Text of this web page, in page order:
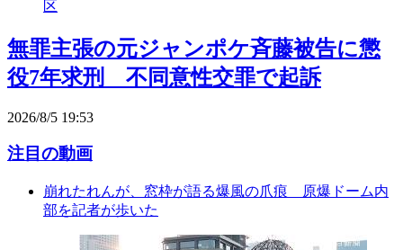
無罪主張の元ジャンポケ斉藤被告に懲
役7年求刑 不同意性交罪で起訴
2026/8/5 19:53
注目の動画
崩れたれんが、窓枠が語る爆風の爪痕 原爆ドーム内
部を記者が歩いた